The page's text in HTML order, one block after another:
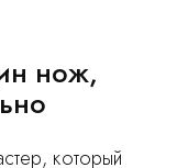
нож,
который